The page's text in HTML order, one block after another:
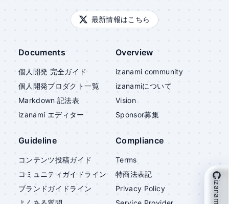
最新情報はこちら
Documents
個人開発 完全ガイド
個人開発プロダクト一覧
Markdown 記法表
izanami エディター
Overview
izanami community
izanamiについて
Vision
Sponsor募集
Guideline
コンテンツ投稿ガイド
コミュニティガイドライン
ブランドガイドライン
Compliance
Terms
特商法表記
Privacy Policy